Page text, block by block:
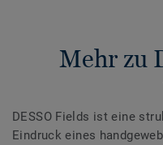
Mehr zu
DESSO Fields ist eine
Eindruck eines